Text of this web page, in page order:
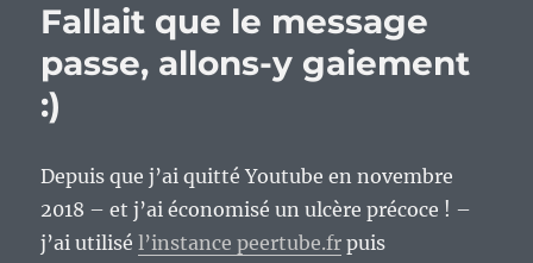
Fallait que le message
passe, allons-y gaiement
:)
Depuis que j’ai quitté Youtube en novembre
2018 – et j’ai économisé un ulcère précoce ! –
j’ai utilisél’instance peertube.fr puis